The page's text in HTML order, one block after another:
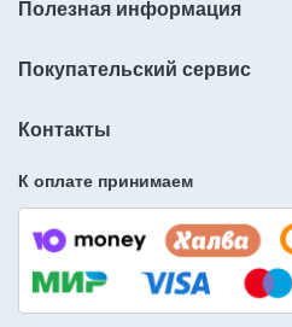
Полезная информация
Покупательский сервис
Контакты
К оплате принимаем